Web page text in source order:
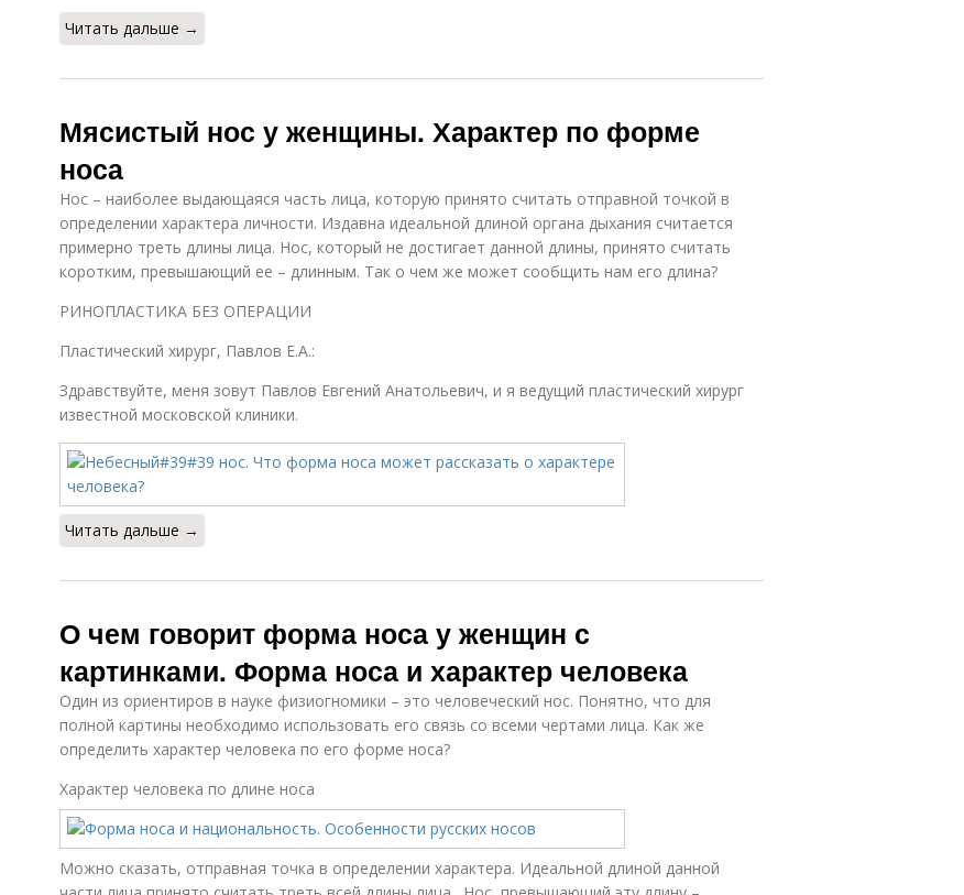
Читать дальше →
Мясистый нос у женщины. Характер по форме
носа
Нос – наиболее выдающаяся часть лица, которую принято считать отправной точкой в
определении характера личности. Издавна идеальной длиной органа дыхания считается
примерно треть длины лица. Нос, который не достигает данной длины, принято считать
коротким, превышающий ее – длинным. Так о чем же может сообщить нам его длина?
РИНОПЛАСТИКА БЕЗ ОПЕРАЦИИ
Пластический хирург, Павлов Е.А.:
Здравствуйте, меня зовут Павлов Евгений Анатольевич, и я ведущий пластический хирург
известной московской клиники.
Читать дальше →
О чем говорит форма носа у женщин с
картинками. Форма носа и характер человека
Один из ориентиров в науке физиогномики – это человеческий нос. Понятно, что для
полной картины необходимо использовать его связь со всеми чертами лица. Как же
определить характер человека по его форме носа?
Характер человека по длине носа
Можно сказать, отправная точка в определении характера. Идеальной длиной данной